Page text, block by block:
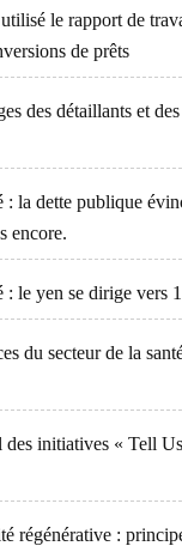
le rapport de
de prêts
des détaillants et
: la dette publique
encore.
: le yen se dirige vers
du secteur de la
des initiatives « Tell
régénérative :